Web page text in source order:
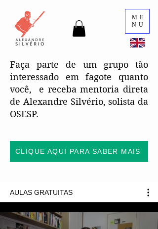
ME
NU
Faça parte de um grupo tão
interessado em fagote quanto
você, e receba mentoria direta
de Alexandre Silvério, solista da
OSESP.
CLIQUE AQUI PARA SABER MAIS
AULAS GRATUITAS